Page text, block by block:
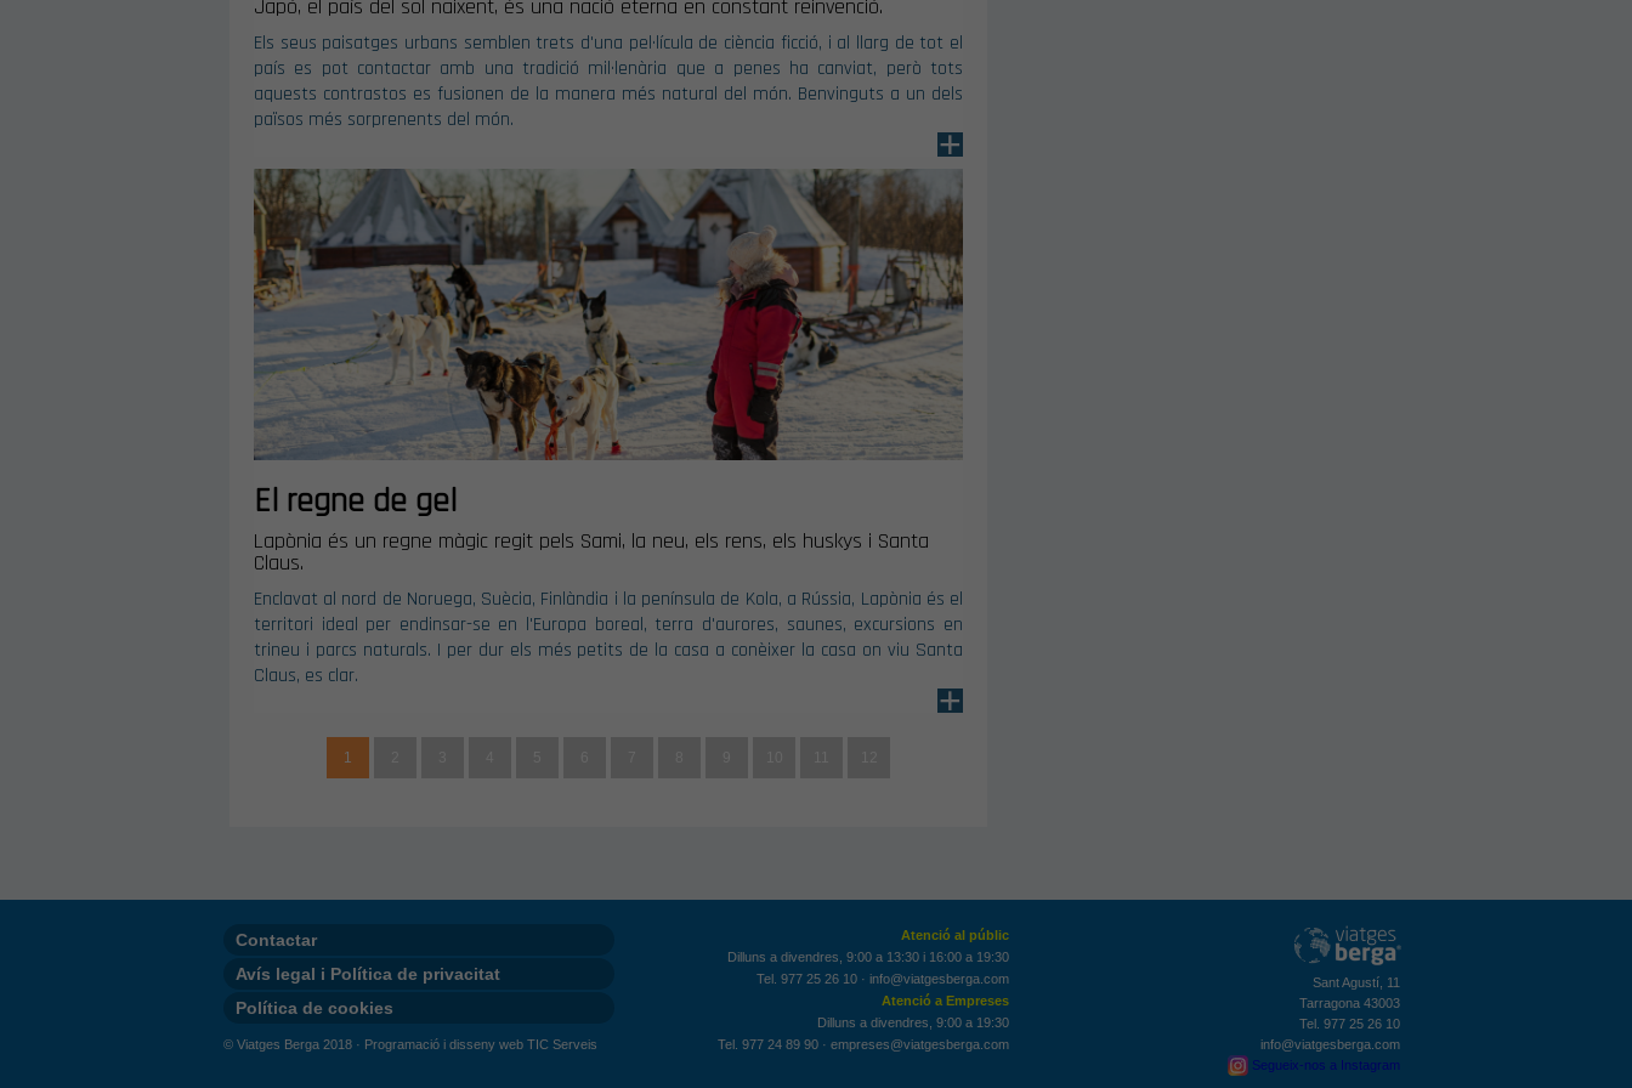
Japó, el país del sol naixent, és una nació eterna en constant reinvenció.
Els seus paisatges urbans semblen trets d'una pel·lícula de ciència ficció, i al llarg de tot el
país es pot contactar amb una tradició mil·lenària que a penes ha canviat, però tots
aquests contrastos es fusionen de la manera més natural del món. Benvinguts a un dels
països més sorprenents del món.
+
El regne de gel
Lapònia és un regne màgic regit pels Sami, la neu, els rens, els huskys i Santa
Claus.
Enclavat al nord de Noruega, Suècia, Finlàndia i la península de Kola, a Rússia, Lapònia és el
territori ideal per endinsar-se en l'Europa boreal, terra d'aurores, saunes, excursions en
trineu i parcs naturals. I per dur els més petits de la casa a conèixer la casa on viu Santa
Claus, es clar.
+
1
Contactar
Avís legal i Política de privacitat
Política de cookies
© Viatges Berga 2018 · Programació i disseny web TIC Serveis
Atenció al públic
Dilluns a divendres, 9:00 a 13:30 i 16:00 a 19:30
Tel. 977 25 26 10 ·info@viatgesberga.com
Atenció a Empreses
Dilluns a divendres, 9:00 a 19:30
Tel. 977 24 89 90 ·empreses@viatgesberga.com
Sant Agustí, 11
Tarragona 43003
Tel. 977 25 26 10
info@viatgesberga.com
Segueix-nos a Instagram